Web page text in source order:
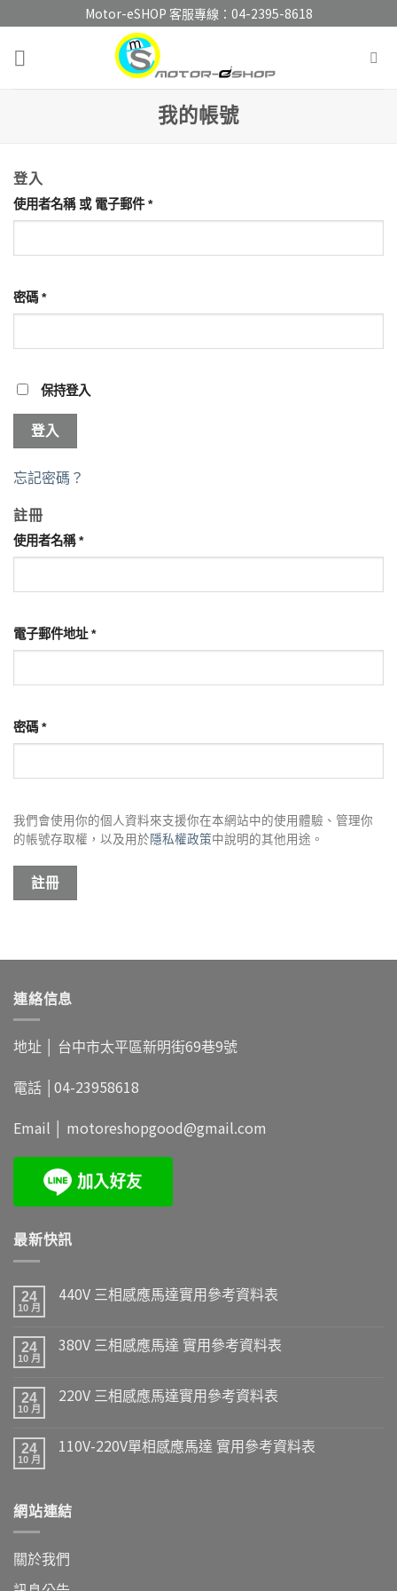
to
content
Motor-eSHOP 客服專線： 04-2395-8618
我的帳號
登入
使用者名稱 或 電子郵件*
密碼*
保持登入
登入
忘記密碼？
註冊
使用者名稱*
電子郵件地址*
密碼*
我們會使用你的個人資料來支援你在本網站中的使用體驗、管理你
的帳號存取權，以及用於隱私權政策中說明的其他用途。
註冊
連絡信息
地址 │ 台中市太平區新明街69巷9號
電話 │ 04-23958618
Email │ motoreshopgood@gmail.com
最新快訊
24
10 月
440V 三相感應馬達實用參考資料表
24
10 月
380V 三相感應馬達 實用參考資料表
24
10 月
220V 三相感應馬達實用參考資料表
24
10 月
110V-220V單相感應馬達 實用參考資料表
網站連結
關於我們